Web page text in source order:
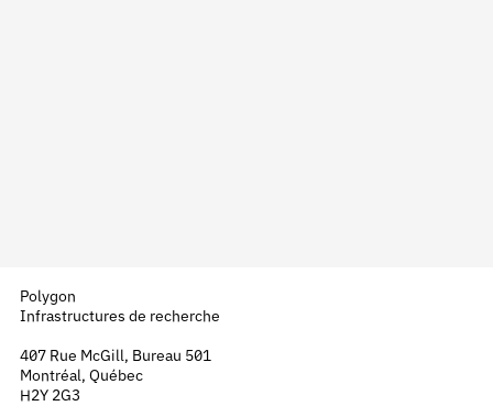
Polygon
Infrastructures de recherche
407 Rue McGill, Bureau 501
Montréal, Québec
H2Y 2G3